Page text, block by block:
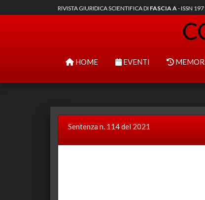
RIVISTA GIURIDICA SCIENTIFICA DI FASCIA A- ISSN
HOME EVENTI
Sentenza n. 114 del 2021